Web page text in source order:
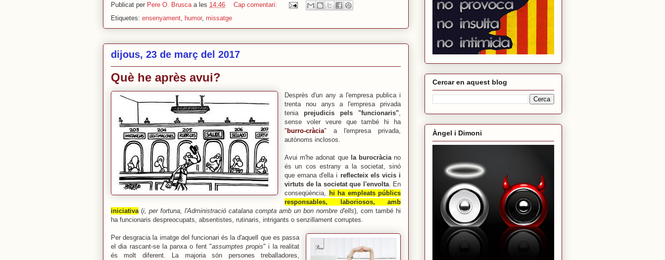
Publicat per Pere O. Brusca a les 14:46
Cap comentari:
Etiquetes: ensenyament, humor, missatge
dijous, 23 de març del 2017
Què he après avui?
Desprès d'un any a l'empresa publica i
trenta nou anys a l'empresa privada
tenia prejudicis pels "funcionaris",
sense voler veure que també hi ha
" burro-cràcia" a l'empresa privada,
autònoms inclosos.
Avui m'he adonat que la burocràciano
és un cos estrany a la societat, sinó
que emana d'ella i reflecteix els vicis i
virtuts de la societat que l'envolta. En
conseqüència, hi ha empleats públics
responsables, laboriosos, amb
iniciativa(i, per fortuna, l'Administració catalana compta amb un bon nombre d'ells), com també hi
ha funcionaris despreocupats, absentistes, rutinaris, intrigants o senzillament corruptes.
Per desgracia la imatge del funcionari és la d'aquell que es passa
el dia rascant-se la panxa o fent "assumptes propis" i la realitat
és molt diferent. La majoria són persones treballadores,
Cercar en aquest blog
Àngel i Dimoni